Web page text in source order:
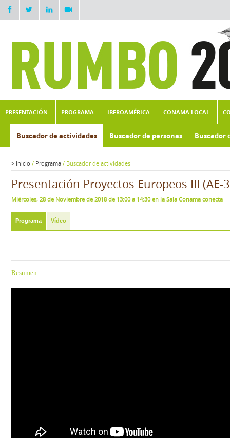
PRESENTACIÓN PROGRAMA IBEROAMÉRICA CONAMA LOCAL
Buscador de actividades Buscador de personas Buscador
> Inicio / Programa / Buscador de actividades
Presentación Proyectos Europeos III (AE-
Miércoles, 28 de Noviembre de 2018 de 13:00 a 14:30 en la Sala Conama conecta
Programa Vídeo
Resumen